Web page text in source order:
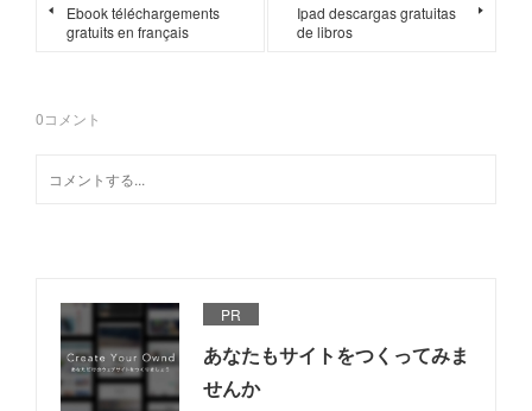
Ebook téléchargements
gratuits en français
Ipad descargas gratuitas
de libros
0コメント
PR
あなたもサイトをつくってみま
せんか